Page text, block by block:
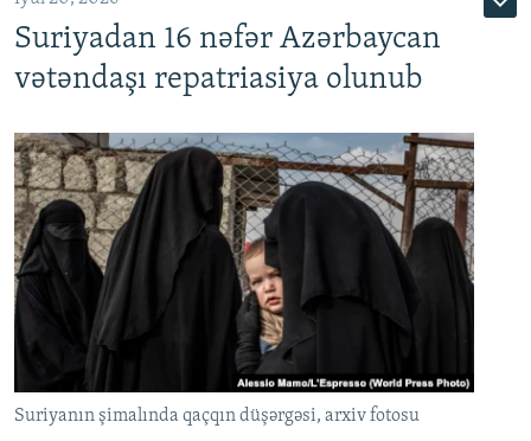
Suriyadan 16 nəfər Azərbaycan
vətəndaşı repatriasiya olunub
Suriyanın şimalında qaçqın düşərgəsi, arxiv fotosu